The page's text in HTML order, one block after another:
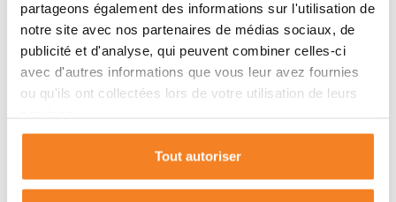
partageons également des informations sur l'utilisation de
notre site avec nos partenaires de médias sociaux, de
publicité et d'analyse, qui peuvent combiner celles-ci
avec d'autres informations que vous leur avez fournies
ou qu'ils ont collectées lors de votre utilisation de leurs
Tout autoriser
Maisons SICs'engage